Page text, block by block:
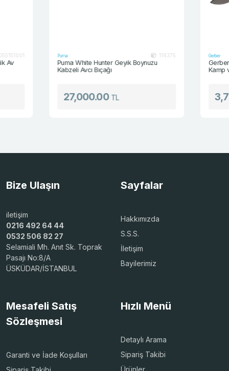
Puma White Hunter Geyik Boynuzu
Kabzeli Avcı Bıçağı
27,000.00TL
Gerber Bear
Kamp ve Av
Bize Ulaşın
iletişim
0216 492 64 44
0532 506 82 27
Selamiali Mh. Anıt Sk. Toprak
Pasajı No:8/A
ÜSKÜDAR/İSTANBUL
Sayfalar
Hakkımızda
S.S.S.
İletişim
Bayilerimiz
Mesafeli Satış
Sözleşmesi
Garanti ve İade Koşulları
Hızlı Menü
Detaylı Arama
Sipariş Takibi
Ürünler